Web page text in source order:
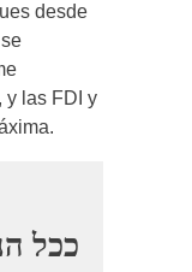
desde
y las FDI y